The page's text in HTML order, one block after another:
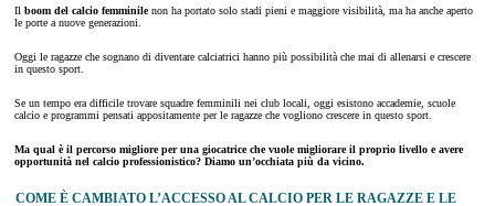
Il boom del calcio femminilenon ha portato solo stadi pieni e maggiore visibilità, ma ha anche aperto
le porte a nuove generazioni.
Oggi le ragazze che sognano di diventare calciatrici hanno più possibilità che mai di allenarsi e crescere
in questo sport.
Se un tempo era difficile trovare squadre femminili nei club locali, oggi esistono accademie, scuole
calcio e programmi pensati appositamente per le ragazze che vogliono crescere in questo sport.
Ma qual è il percorso migliore per una giocatrice che vuole migliorare il proprio livello e avere
opportunità nel calcio professionistico? Diamo un’occhiata più da vicino.
COME È CAMBIATO L’ACCESSO AL CALCIO PER LE RAGAZZE E LE